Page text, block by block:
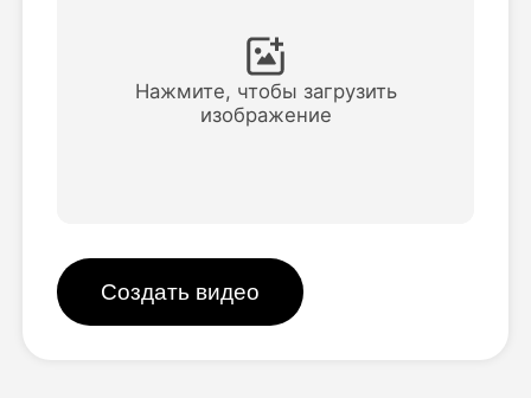
Посмотреть все шаблоны
Блог
Нажмите, чтобы загрузить
изображение
Создать видео